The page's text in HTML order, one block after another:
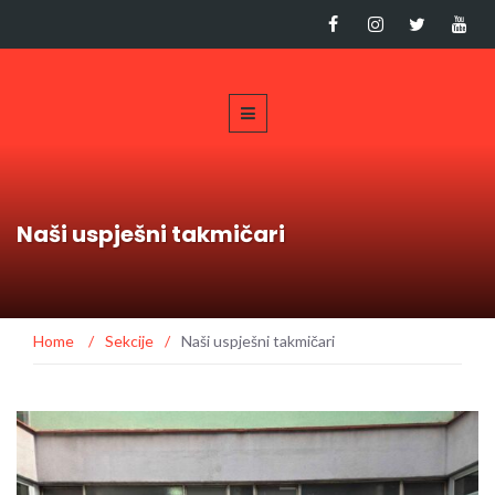
Naši uspješni takmičari
Home / Sekcije / Naši uspješni takmičari